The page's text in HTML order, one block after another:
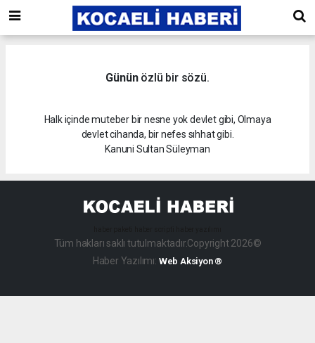
Gününözlü bir sözü.
Halk içinde muteber bir nesne yok devlet gibi, Olmaya
devlet cihanda, bir nefes sıhhat gibi.
Kanuni Sultan Süleyman
Tüm hakları saklı tutulmaktadır.Copyright 2026©
Haber Yazılımı: Web Aksiyon ®